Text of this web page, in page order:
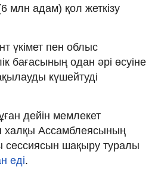
млн адам) қол жеткізу
үкімет пен облыс
бағасының одан әрі өсуіне
күшейтуді
дейін мемлекет
халқы Ассамблеясының
шақыру туралы
еді.